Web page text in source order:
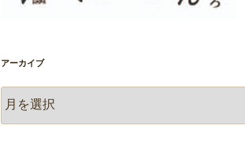
アーカイブ
ー